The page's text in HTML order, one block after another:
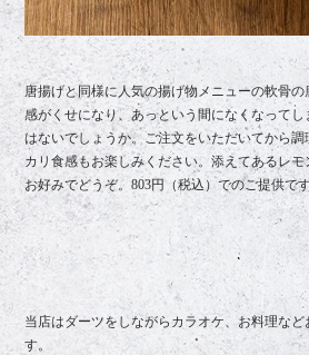
唐揚げと同様に人気の揚げ物メニューの軟骨
感がくせになり、あっという間になくなって
はないでしょうか。ご注文をいただいてから調
カリ食感もお楽しみください。添えてあるレ
お好みでどうぞ。803円（税込）でのご提供です
当店はダーツをしながらカラオケ、お料理な
す。